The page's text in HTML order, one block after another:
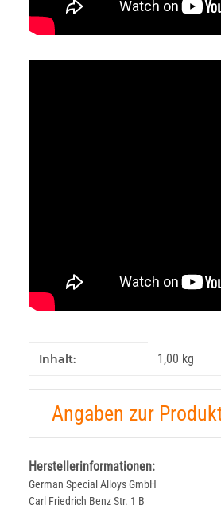
Produkteigenschaft
Wert
Inhalt: 1,00 kg
Angaben zur
Herstellerinformationen:
German Special Alloys GmbH
Carl Friedrich Benz Str. 1 B